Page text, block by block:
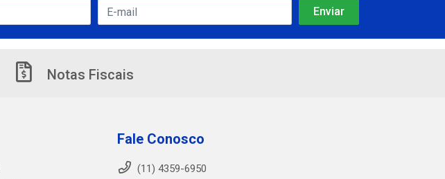
Notas Fiscais
Fale Conosco
(11) 4359-6950